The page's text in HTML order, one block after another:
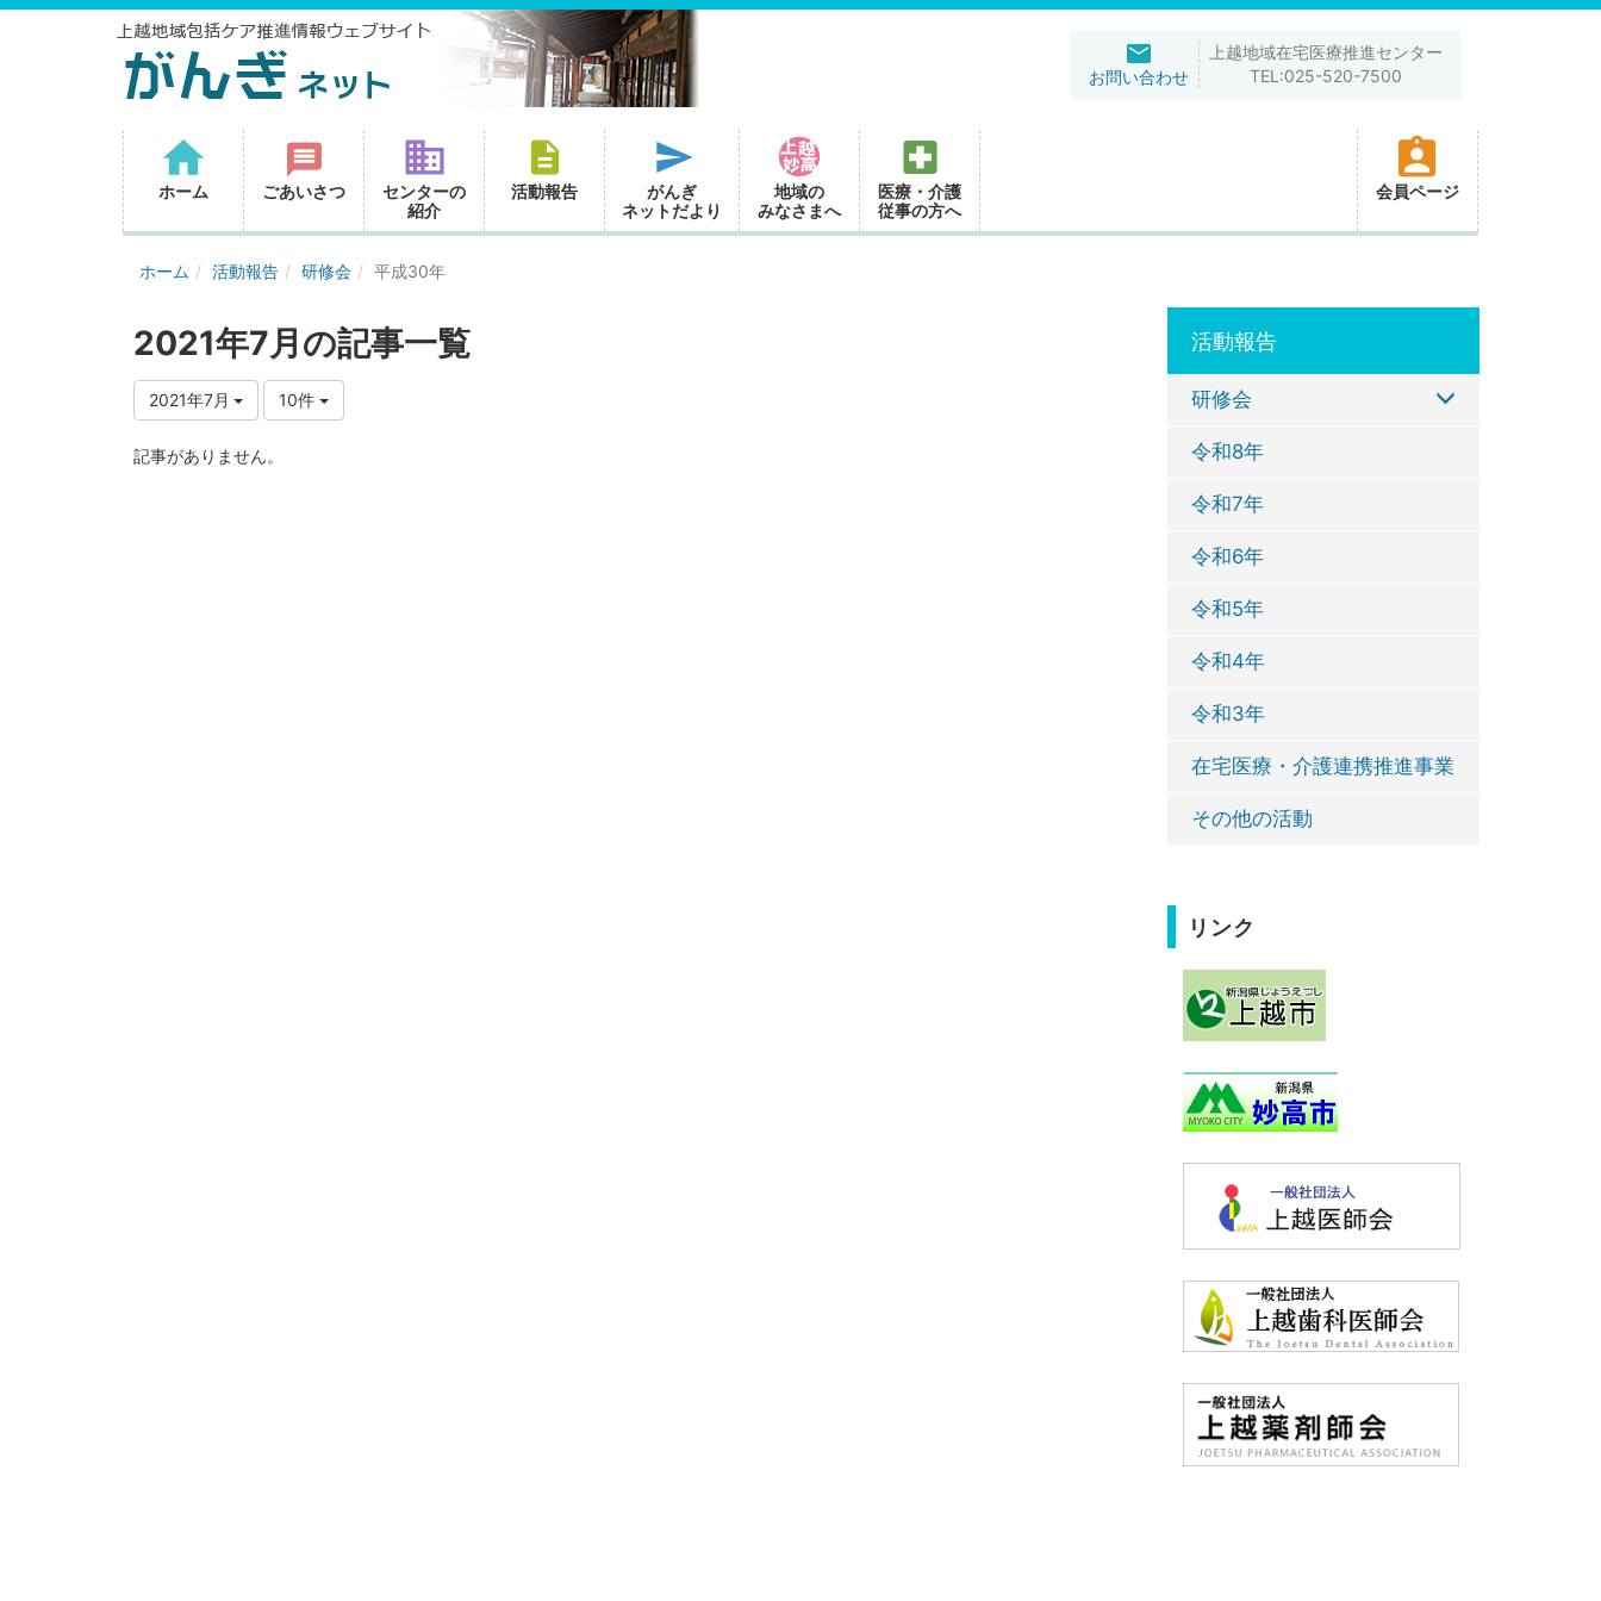
上越地域在宅医療推進センター
TEL:025-520-7500
お問い合わせ
ホーム ごあいさつ
センターの
紹介
活動報告
がんぎ
ネットだより
地域の
みなさまへ
医療・介護
従事の方へ
会員ページ
ホーム 活動報告 研修会 平成30年
2021年7月の記事一覧
2021年7月 10件
記事がありません。
活動報告
研修会
令和8年
令和7年
令和6年
令和5年
令和4年
令和3年
在宅医療・介護連携推進事業
その他の活動
リンク